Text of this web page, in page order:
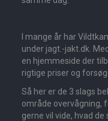
I mange år har
under jagt.-jakt.dk.
en hjemmeside der
rigtige priser og
Så her er de 3 slags
område overvågning,
gerne vil vide, hvad de